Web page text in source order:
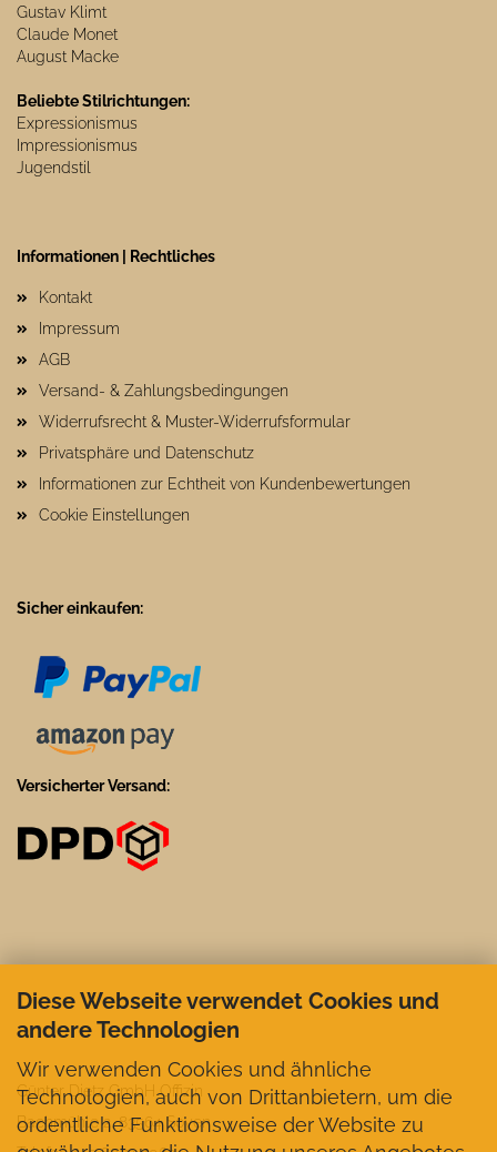
Diese Webseite verwendet Cookies und
andere Technologien
Wir verwenden Cookies und ähnliche
Technologien, auch von Drittanbietern, um die
ordentliche Funktionsweise der Website zu
Gustav Klimt
Claude Monet
August Macke
Beliebte Stilrichtungen:
Expressionismus
Impressionismus
Jugendstil
Informationen | Rechtliches
Kontakt
Impressum
AGB
Versand- & Zahlungsbedingungen
Widerrufsrecht & Muster-Widerrufsformular
Privatsphäre und Datenschutz
Informationen zur Echtheit von Kundenbewertungen
Cookie Einstellungen
Sicher einkaufen:
Versicherter Versand:
Günter Dietz GmbH Offizin
Bachmühle 2, 83564 Soyen